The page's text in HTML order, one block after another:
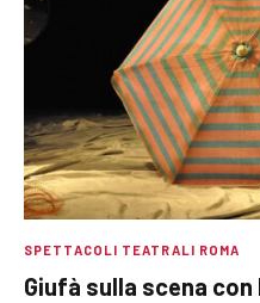
SPETTACOLI TEATRALI ROMA
Giufà sulla scena